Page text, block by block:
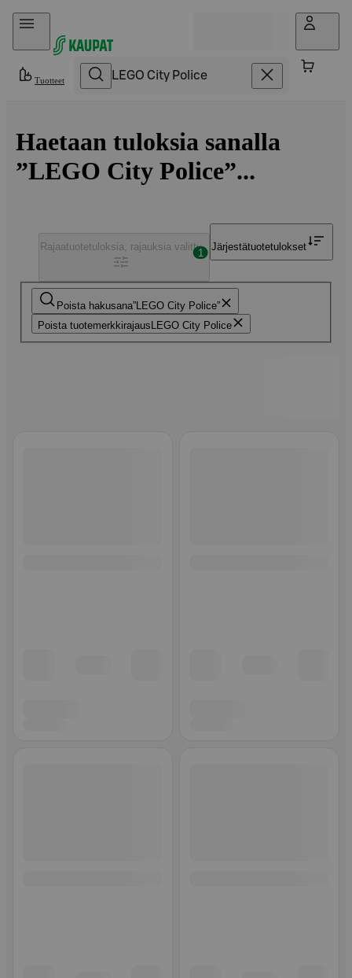
Hyppää sisältöön
Tuotteet
Haetaan tuloksia sanalla
”LEGO City Police”...
Poista hakusana LEGO City Police
Poista tuotemerkkirajaus LEGO City Police
Rajaatuotetuloksia, rajauksia valittu
1
Järjestätuotetulokset